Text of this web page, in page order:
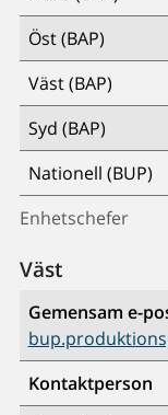
Enhetschefer
Öst (BAP)
Väst (BAP)
Syd (BAP)
Nationell (BUP)
Väst
Gemensam e-
Kontaktperson